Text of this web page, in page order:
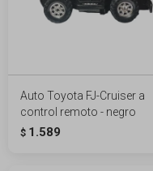
Auto Toyota FJ-Cruiser a
control remoto - negro
$ 1.589